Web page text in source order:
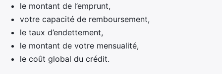
le montant de l’emprunt,
votre capacité de remboursement,
le taux d’endettement,
le montant de votre mensualité,
le coût global du crédit.